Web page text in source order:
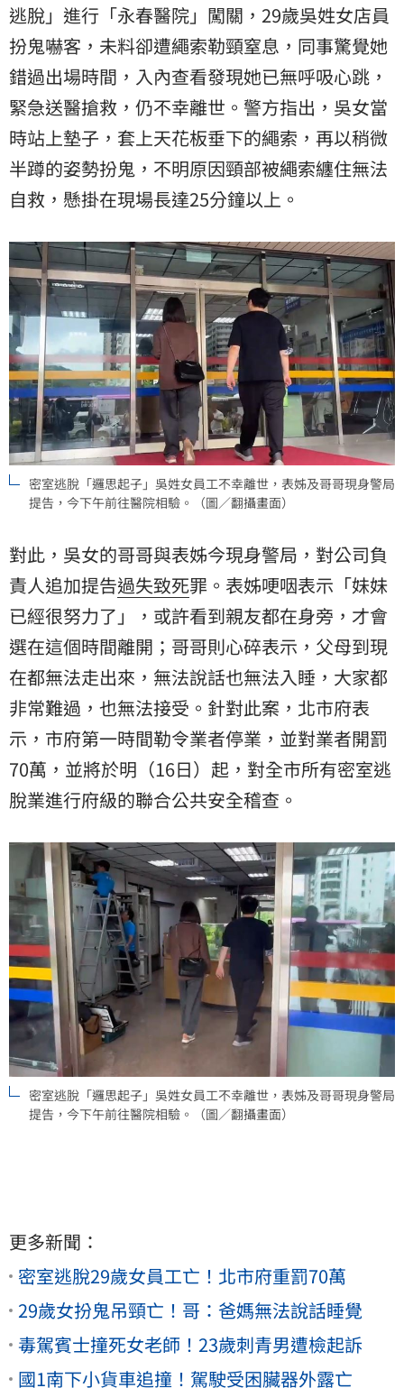
逃脫」進行「永春醫院」闖關，29歲吳姓女店員
扮鬼嚇客，未料卻遭繩索勒頸窒息，同事驚覺她
錯過出場時間，入內查看發現她已無呼吸心跳，
緊急送醫搶救，仍不幸離世。警方指出，吳女當
時站上墊子，套上天花板垂下的繩索，再以稍微
半蹲的姿勢扮鬼，不明原因頸部被繩索纏住無法
自救，懸掛在現場長達25分鐘以上。
密室逃脫「邏思起子」吳姓女員工不幸離世，表姊及哥哥現身警局
提告，今下午前往醫院相驗。（圖／翻攝畫面）
對此，吳女的哥哥與表姊今現身警局，對公司負
責人追加提告過失致死罪。表姊哽咽表示「妹妹
已經很努力了」，或許看到親友都在身旁，才會
選在這個時間離開；哥哥則心碎表示，父母到現
在都無法走出來，無法說話也無法入睡，大家都
非常難過，也無法接受。針對此案，北市府表
示，市府第一時間勒令業者停業，並對業者開罰
70萬，並將於明（16日）起，對全市所有密室逃
脫業進行府級的聯合公共安全稽查。
密室逃脫「邏思起子」吳姓女員工不幸離世，表姊及哥哥現身警局
提告，今下午前往醫院相驗。（圖／翻攝畫面）
更多新聞：
密室逃脫29歲女員工亡！北市府重罰70萬
29歲女扮鬼吊頸亡！哥：爸媽無法說話睡覺
毒駕賓士撞死女老師！23歲刺青男遭檢起訴
國1南下小貨車追撞！駕駛受困臟器外露亡